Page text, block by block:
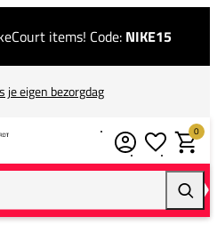
items! Code: NIKE15
je eigen bezorgdag
0